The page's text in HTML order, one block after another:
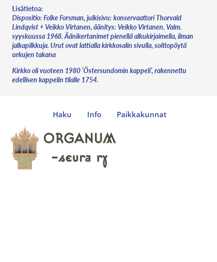
Lisätietoa:
Dispositio: Folke Forsman, julkisivu: konservaattori Thorvald
Lindqvist + Veikko Virtanen, äänitys: Veikko Virtanen. Valm.
syyskuussa 1968. Äänikertanimet pienellä alkukirjaimella, ilman
jalkapilkkuja. Urut ovat lattialla kirkkosalin sivulla, soittopöytä
urkujen takana
Kirkko oli vuoteen 1980 ’Östersundomin kappeli’, rakennettu
edellisen kappelin tilalle 1754.
Haku Info Paikkakunnat